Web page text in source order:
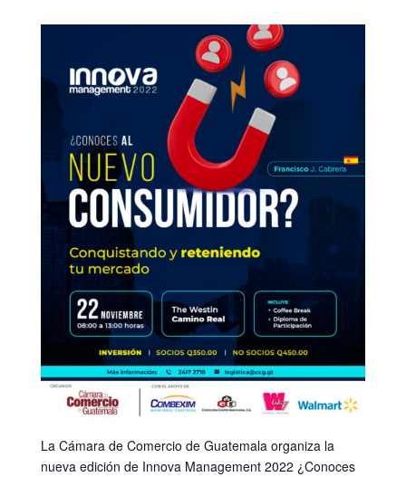
La Cámara de Comercio de Guatemala organiza la
nueva edición de Innova Management 2022 ¿Conoces